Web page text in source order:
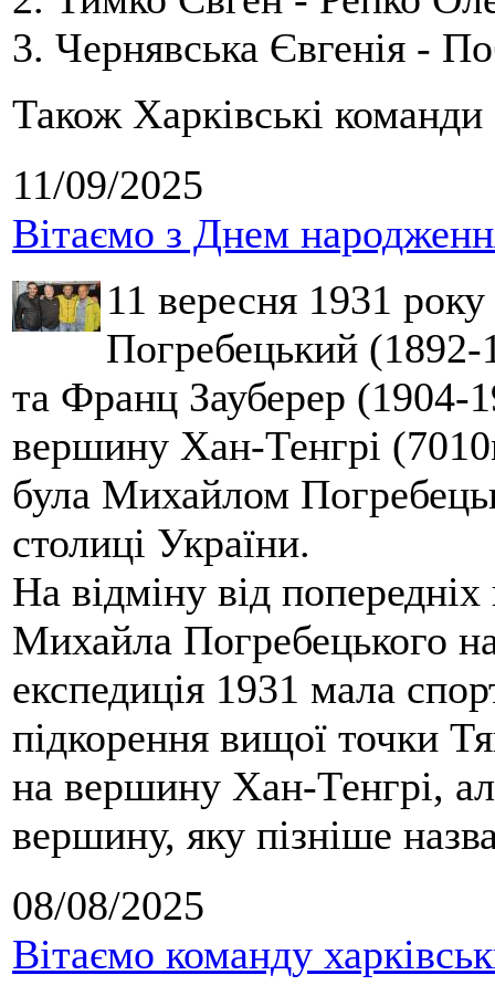
3. Чернявська Євгенія -
Також Харківські
11/09/2025
Вітаємо з Днем
11 вересня 1931
Погребецький
та Франц Зауберер (1904-
вершину Хан-Тенгрі
була Михайлом
столиці України.
На відміну від
Михайла Погребецького
експедиція 1931 мала
підкорення вищої точки
на вершину Хан-Тенгрі,
вершину, яку пізніше
08/08/2025
Вітаємо команду